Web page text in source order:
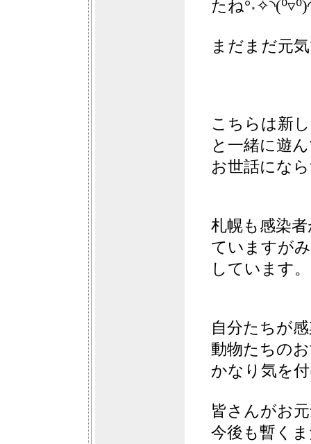
たね
まだまだ元
こちらは新
と一緒に遊
お世話にな
札幌も感染
ていますが
しています。
自分たちが
動物たちの
かなり気を
皆さんがお
今後も暫く